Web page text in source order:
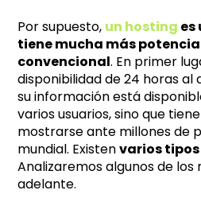
Por supuesto, un hosting es
tiene mucha más
convencional. En primer
disponibilidad de 24 horas al
su información está
varios usuarios, sino que
mostrarse ante millones de
mundial. Existenvarios
Analizaremos algunos de
adelante.